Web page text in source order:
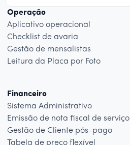
Operação
Aplicativo operacional
Checklist de avaria
Gestão de mensalistas
Leitura da Placa por Foto
Financeiro
Sistema Administrativo
Emissão de nota fiscal de serviço
Gestão de Cliente pós-pago
Tabela de preço flexível